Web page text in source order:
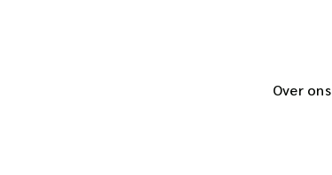
Over ons
voor uw Zendingen